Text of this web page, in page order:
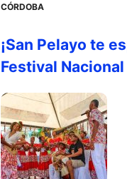
CÓRDOBA
¡San Pelayo te
Festival